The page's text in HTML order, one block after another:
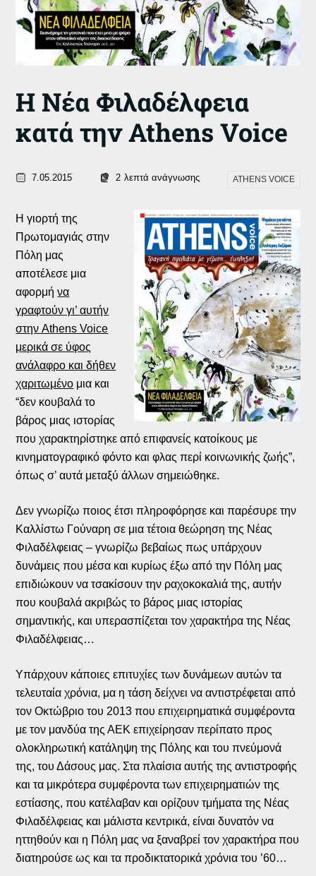
Η Νέα Φιλαδέλφεια
κατά την Athens Voice
7.05.2015 2 λεπτά ανάγνωσης ATHENS VOICE
Η γιορτή της
Πρωτομαγιάς στην
Πόλη μας
αποτέλεσε μια
αφορμήνα
γραφτούν γι’ αυτήν
στην Athens Voice
μερικά σε ύφος
ανάλαφρο και δήθεν
χαριτωμένο μια και
“δεν κουβαλά το
βάρος μιας ιστορίας
που χαρακτηρίστηκε από επιφανείς κατοίκους με
κινηματογραφικό φόντο και φλας περί κοινωνικής ζωής”,
όπως σ’ αυτά μεταξύ άλλων σημειώθηκε.
Δεν γνωρίζω ποιος έτσι πληροφόρησε και παρέσυρε την
Καλλίστω Γούναρη σε μια τέτοια θεώρηση της Νέας
Φιλαδέλφειας – γνωρίζω βεβαίως πως υπάρχουν
δυνάμεις που μέσα και κυρίως έξω από την Πόλη μας
επιδιώκουν να τσακίσουν την ραχοκοκαλιά της, αυτήν
που κουβαλά ακριβώς το βάρος μιας ιστορίας
σημαντικής, και υπερασπίζεται τον χαρακτήρα της Νέας
Φιλαδέλφειας…
Υπάρχουν κάποιες επιτυχίες των δυνάμεων αυτών τα
τελευταία χρόνια, μα η τάση δείχνει να αντιστρέφεται από
τον Οκτώβριο του 2013 που επιχειρηματικά συμφέροντα
με τον μανδύα της ΑΕΚ επιχείρησαν περίπατο προς
ολοκληρωτική κατάληψη της Πόλης και του πνεύμονά
της, του Δάσους μας. Στα πλαίσια αυτής της αντιστροφής
και τα μικρότερα συμφέροντα των επιχειρηματιών της
εστίασης, που κατέλαβαν και ορίζουν τμήματα της Νέας
Φιλαδέλφειας και μάλιστα κεντρικά, είναι δυνατόν να
ηττηθούν και η Πόλη μας να ξαναβρεί τον χαρακτήρα που
διατηρούσε ως και τα προδικτατορικά χρόνια του ’60…